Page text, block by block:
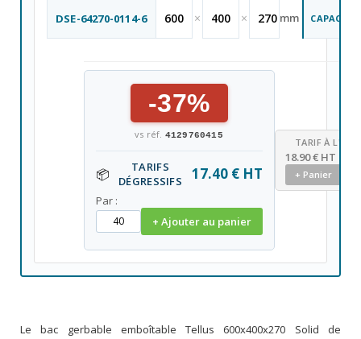
DSE-64270-0114-6 600 × 400 × 270 mm CAPACITÉ
-37%
vs réf. 4129760415
📦
TARIFS
DÉGRESSIFS
17.40 € HT
Par :
+ Ajouter au panier
TARIF À
18.90 € HT
+ Panier
Le bac gerbable emboîtable Tellus 600x400x270 Solid de